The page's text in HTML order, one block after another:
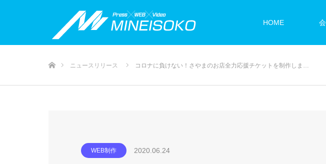
HOME
ニュースリリース コロナに負けない！さやまのお店全力応援チケットを制作しま…
WEB制作 2020.06.24